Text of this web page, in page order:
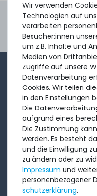
4.96 /
Gebraucht.
1-2x im Monat sendet
eine kurze,
eingetroffenen
interessieren
Ich möchte Ihren
die
Wir verwenden
Technologien auf
verarbeiten
Besucher:innen
um z.B. Inhalte und
Medien von
Zugriffe auf unsere
Datenverarbeitung
Cookies. Wir teilen
in den Einstellungen
Die
aufgrund eines
Die Zustimmung
werden. Es besteht
und die Einwilligung
zu ändern oder zu
Impressum und
personenbezogener
schutz­erklärung.